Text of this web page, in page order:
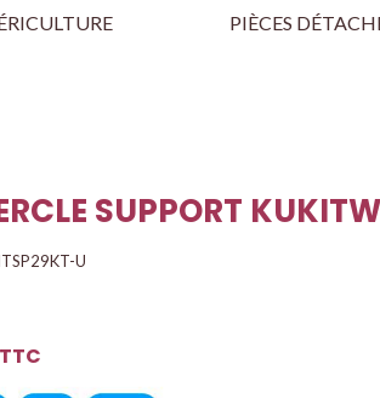
PIÈCES
SUPPORT
U
TTC